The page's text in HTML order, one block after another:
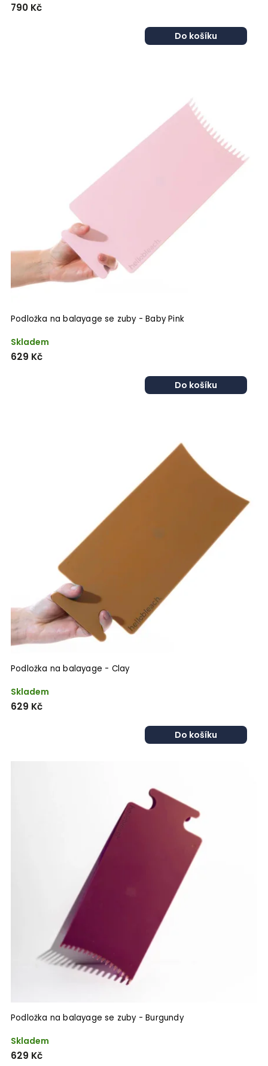
790 Kč
Do košíku
Podložka na balayage se zuby - Baby Pink
Skladem
629 Kč
Do košíku
Podložka na balayage - Clay
Skladem
629 Kč
Do košíku
Podložka na balayage se zuby - Burgundy
Skladem
629 Kč